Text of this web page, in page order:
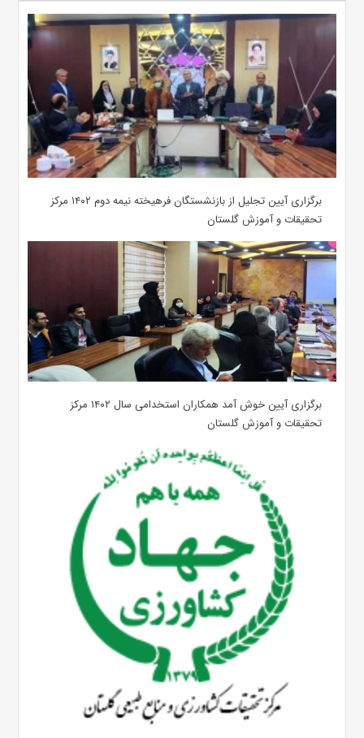
برگزاری آیین تجلیل از بازنشستگان فرهیخته نیمه دوم ۱۴۰۲ مرکز
تحقیقات و آموزش گلستان
برگزاری آیین خوش آمد همکاران استخدامی سال ۱۴۰۲ مرکز
تحقیقات و آموزش گلستان